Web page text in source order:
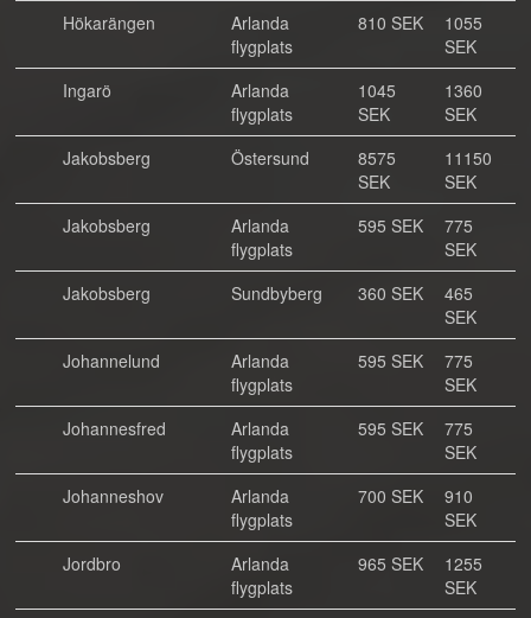
Hökarängen
Arlanda
flygplats
810 SEK
1055
SEK
Ingarö
Arlanda
flygplats
1045
SEK
1360
SEK
Jakobsberg
Östersund
8575
SEK
11150
SEK
Jakobsberg
Arlanda
flygplats
595 SEK
775
SEK
Jakobsberg
Sundbyberg 360 SEK
465
SEK
Johannelund
Arlanda
flygplats
595 SEK
775
SEK
Johannesfred
Arlanda
flygplats
595 SEK
775
SEK
Johanneshov
Arlanda
flygplats
700 SEK
910
SEK
Jordbro
Arlanda
flygplats
965 SEK
1255
SEK